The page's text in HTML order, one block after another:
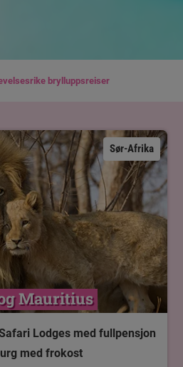
brylluppsreiser
Sør-Afrika
Mauritius
Lodges med fullpensjon
med frokost